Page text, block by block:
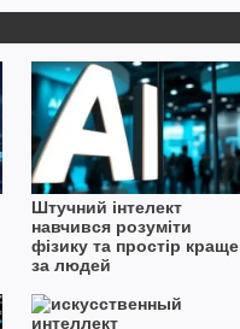
Штучний інтелект
навчився розуміти
фізику та простір краще
за людей